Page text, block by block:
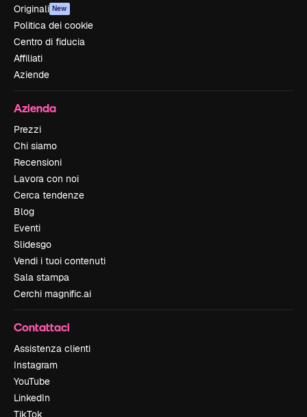
Originali New
Politica dei cookie
Centro di fiducia
Affiliati
Aziende
Azienda
Prezzi
Chi siamo
Recensioni
Lavora con noi
Cerca tendenze
Blog
Eventi
Slidesgo
Vendi i tuoi contenuti
Sala stampa
Cerchi magnific.ai
Contattaci
Assistenza clienti
Instagram
YouTube
LinkedIn
TikTok